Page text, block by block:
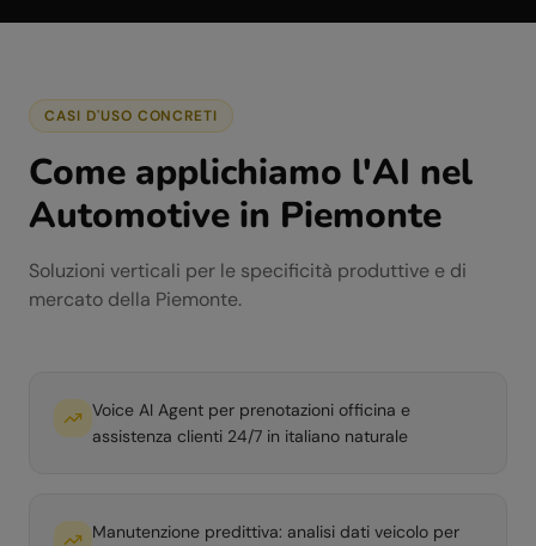
CASI D'USO CONCRETI
Come applichiamo l'AI nel
Automotive in Piemonte
Soluzioni verticali per le specificità produttive e di
mercato della Piemonte.
Voice AI Agent per prenotazioni officina e
assistenza clienti 24/7 in italiano naturale
Manutenzione predittiva: analisi dati veicolo per